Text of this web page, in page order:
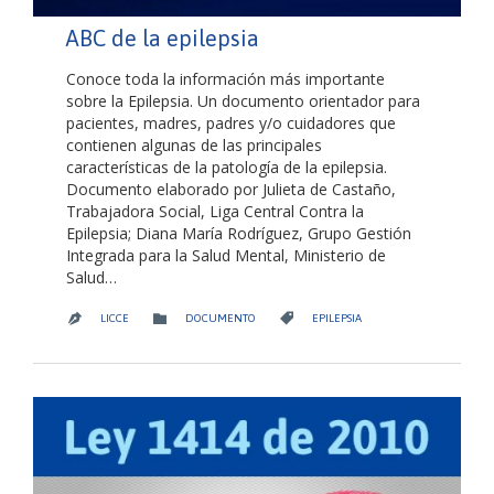
ABC de la epilepsia
Conoce toda la información más importante
sobre la Epilepsia. Un documento orientador para
pacientes, madres, padres y/o cuidadores que
contienen algunas de las principales
características de la patología de la epilepsia.
Documento elaborado por Julieta de Castaño,
Trabajadora Social, Liga Central Contra la
Epilepsia; Diana María Rodríguez, Grupo Gestión
Integrada para la Salud Mental, Ministerio de
Salud…
 LICCE  CATEGORY
DOCUMENTO  CATEGORY
EPILEPSIA